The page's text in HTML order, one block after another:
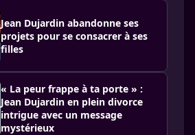
Jean Dujardin abandonne ses
projets pour se consacrer à ses
filles
« La peur frappe à ta porte » :
Jean Dujardin en plein divorce
intrigue avec un message
mystérieux